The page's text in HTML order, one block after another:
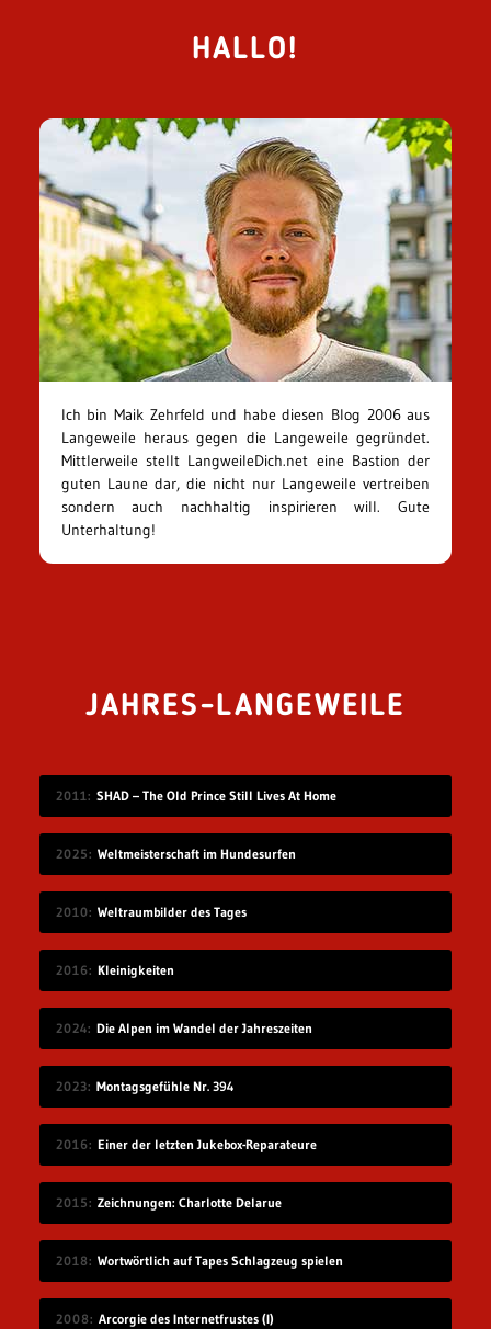
HALLO!
Ich bin Maik Zehrfeld und habe diesen Blog 2006 aus
Langeweile heraus gegen die Langeweile gegründet.
Mittlerweile stellt LangweileDich.net eine Bastion der
guten Laune dar, die nicht nur Langeweile vertreiben
sondern auch nachhaltig inspirieren will. Gute
Unterhaltung!
JAHRES-LANGEWEILE
2011 SHAD – The Old Prince Still Lives At Home
2025 Weltmeisterschaft im Hundesurfen
2010 Weltraumbilder des Tages
2016 Kleinigkeiten
2024 Die Alpen im Wandel der Jahreszeiten
2023 Montagsgefühle Nr. 394
2016 Einer der letzten Jukebox-Reparateure
2015 Zeichnungen: Charlotte Delarue
2018 Wortwörtlich auf Tapes Schlagzeug spielen
2008 Arcorgie des Internetfrustes (I)